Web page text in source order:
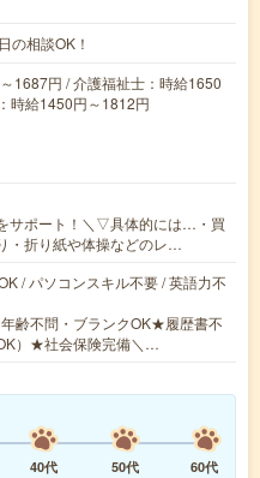
相談OK！
1687円 / 介護福祉士：時給1650
時給1450円～1812円
サポート！＼▽具体的には…・買
・折り紙や体操などのレ…
/ パソコンスキル不要 / 英語力不
齢不問・ブランクOK★履歴書不
）★社会保険完備＼…
40代 50代
60代